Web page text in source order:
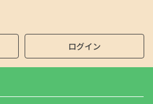
ログイン